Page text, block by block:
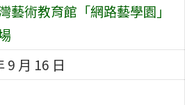
藝術教育館「網路藝學園」
9 月 16 日